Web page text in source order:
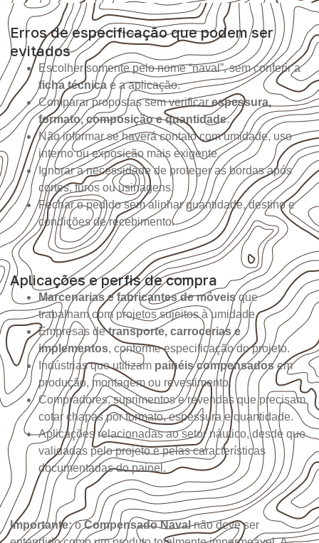
Erros de especificação que podem ser
evitados
Escolher somente pelo nome “naval”, sem conferir a
ficha técnica e a aplicação.
Comparar propostas sem verificar espessura,
formato, composição e quantidade.
Não informar se haverá contato com umidade, uso
interno ou exposição mais exigente.
Ignorar a necessidade de proteger as bordas após
cortes, furos ou usinagens.
Fechar o pedido sem alinhar quantidade, destino e
condições de recebimento.
Aplicações e perfis de compra
Marcenarias e fabricantes de móveisque
trabalham com projetos sujeitos à umidade.
Empresas detransporte, carrocerias e
implementos, conforme especificação do projeto.
Indústrias que utilizam painéis compensadosem
produção, montagem ou revestimento.
Compradores, suprimentos e revendas que precisam
cotar chapas por formato, espessura e quantidade.
Aplicações relacionadas ao setor náutico, desde que
validadas pelo projeto e pelas características
documentadas do painel.
Importante:oCompensado Navalnão deve ser